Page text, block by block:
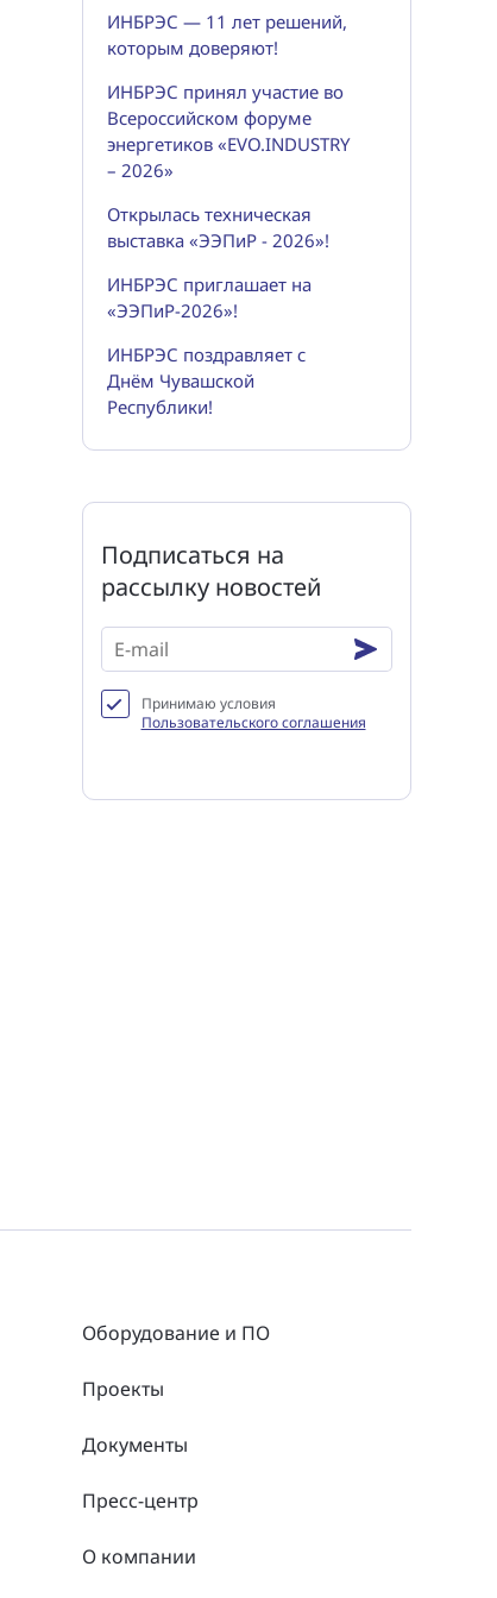
ИНБРЭС — 11 лет решений,
которым доверяют!
ИНБРЭС принял участие во
Всероссийском форуме
энергетиков «EVO.INDUSTRY
– 2026»
Открылась техническая
выставка «ЭЭПиР - 2026»!
ИНБРЭС приглашает на
«ЭЭПиР-2026»!
ИНБРЭС поздравляет с
Днём Чувашской
Республики!
Подписаться на
рассылку новостей
Принимаю условия
Пользовательского соглашения
Оборудование и ПО
Проекты
Документы
Пресс-центр
О компании